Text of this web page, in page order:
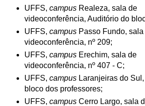
UFFS, campusRealeza, sala de
videoconferência, Auditório do
UFFS, campusPasso Fundo, sala
videoconferência, nº 209;
UFFS, campusErechim, sala de
videoconferência, nº 407 - C;
UFFS, campusLaranjeiras do Sul,
bloco dos professores;
UFFS, campusCerro Largo, sala